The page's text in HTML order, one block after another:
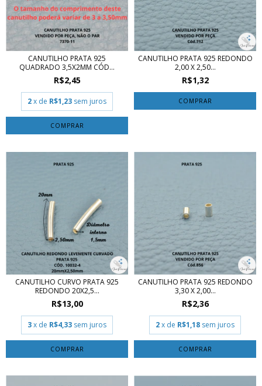
CANUTILHO PRATA 925
QUADRADO 3,5X2MM CÓD...
R$2,45
2x de R$1,23 sem juros
CANUTILHO PRATA 925 REDONDO
2,00 X 2,50...
R$1,32
CANUTILHO CURVO PRATA 925
REDONDO 20X2,5...
R$13,00
3x de R$4,33 sem juros
CANUTILHO PRATA 925 REDONDO
3,30 X 2,00...
R$2,36
2x de R$1,18 sem juros